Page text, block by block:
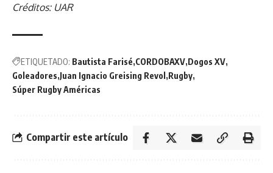
Créditos: UAR
ETIQUETADO: Bautista Farisé CORDOBAXV Dogos XV
Goleadores Juan Ignacio Greising Revol Rugby
Súper Rugby Américas
Compartir este artículo